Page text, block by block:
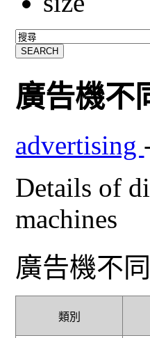
廣告機不
advertising
Details of
machines
廣告機不
類別